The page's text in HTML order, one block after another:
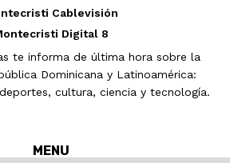
Cablevisión
Digital 8
te informa de última hora sobre la
Dominicana y Latinoamérica:
cultura, ciencia y tecnología.
MENU